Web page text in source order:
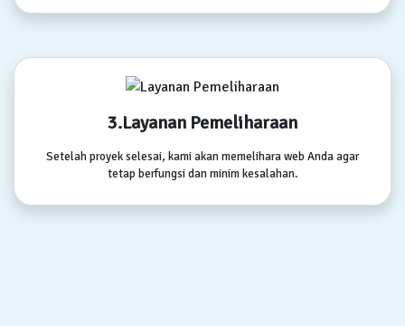
3.Layanan Pemeliharaan
Setelah proyek selesai, kami akan memelihara web Anda agar
tetap berfungsi dan minim kesalahan.